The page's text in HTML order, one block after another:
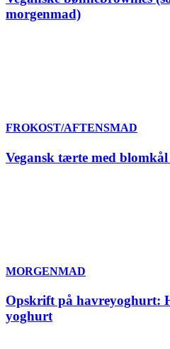
morgenmad)
FROKOST/AFTENSMAD
Vegansk tærte med
MORGENMAD
Opskrift på havreyoghurt:
yoghurt